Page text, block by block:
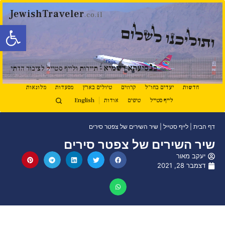
פתח
JewishTraveler.co.il
ותוליכנו לשלום
בנסיעתא דשמיא - תיירות ולייף סטייל לציבור הדתי
חדשות יעדים בחו"ל קרוזים טיולים בארץ מסעדות
מלונאות
לייף סטייל
טיפים אודות English
דף הבית לייף סטייל שיר השירים של צפטר סירים
שיר השירים של צפטר סירים
יעקב מאור
דצמבר 28, 2021